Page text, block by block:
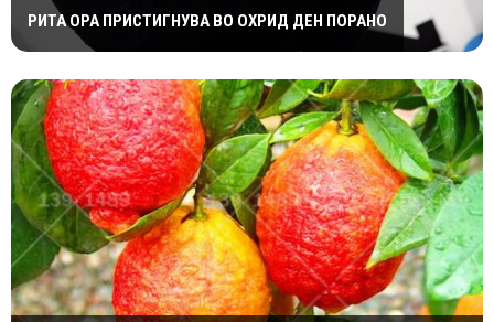
РИТА ОРА ПРИСТИГНУВА ВО ОХРИД ДЕН ПОРАНО